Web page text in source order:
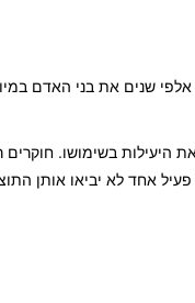
שנים את בני האדם
בשימושו.
אחד לא יביאו אותן